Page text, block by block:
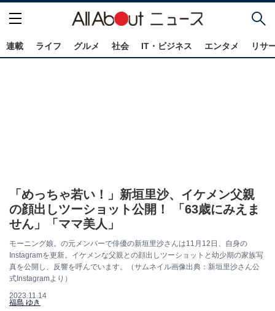
連載 ライフ グルメ 社会 IT・ビジネス エンタメ リサ
「めっちゃ若い！」新垣里沙、イケメン父親
の顔出しツーショット公開！ 「63歳にみえま
せん」「ママ美人」
モーニング娘。の元メンバーで俳優の新垣里沙さんは11月12日、自身の
Instagramを更新。イケメンな父親との顔出しツーショットと幼少期の家族写
真を公開し、反響を呼んでいます。（サムネイル画像出典：新垣里沙さん公
式Instagramより）
2023.11.14
福島 ゆき